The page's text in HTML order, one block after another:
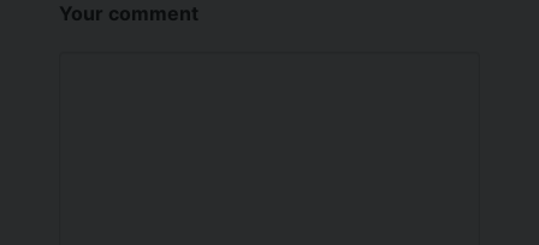
Your comment